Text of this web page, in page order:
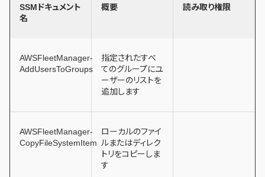
SSMドキュメント
名
概要 読み取り権限
AWSFleetManager-
AddUsersToGroups
指定されたすべ
てのグループにユ
ーザーのリストを
追加します
AWSFleetManager-
CopyFileSystemItem
ローカルのファイ
ルまたはディレク
トリをコピーしま
す